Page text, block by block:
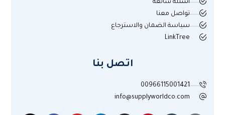
أسئلة شائعة
تواصل معنا
سياسة الضمان والاسترجاع
LinkTree
اتصل بنا
00966115001421
info@supplyworldco.com